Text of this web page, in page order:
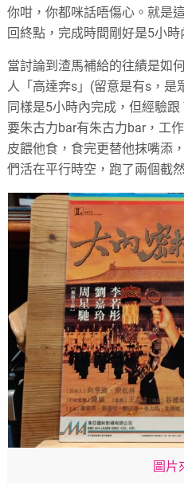
你咁，你都咪話唔傷心。就是
回終點，完成時間剛好是5小時
當討論到渣馬補給的往績是如
人「高達奔s」(留意是有s，是
同樣是5小時內完成，但經驗
要朱古力bar有朱古力bar，工
皮餵他食，食完更替他抹嘴添
們活在平行時空，跑了兩個截
圖片